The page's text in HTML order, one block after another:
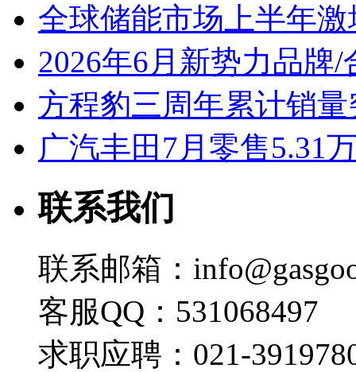
全球储能市场上半年激
2026年6月新势力品牌
方程豹三周年累计销
广汽丰田7月零售5.31
联系我们
联系邮箱：
客服QQ：531068497
求职应聘：021-